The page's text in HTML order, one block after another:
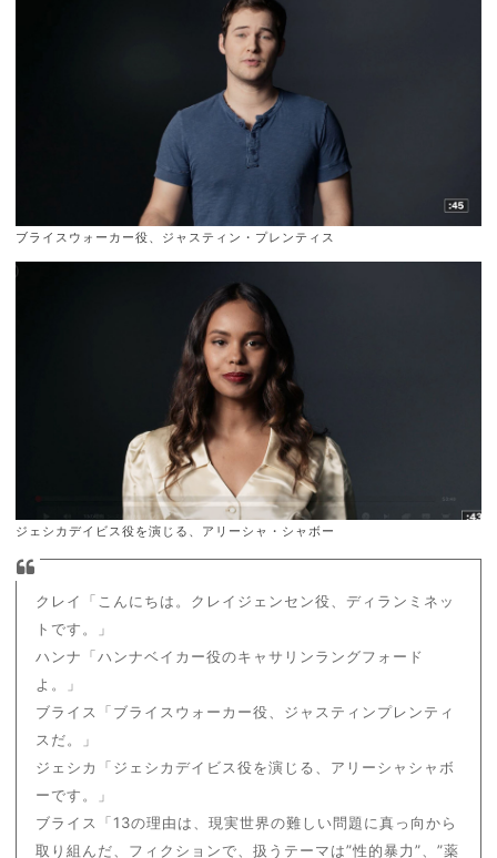
ブライスウォーカー役、ジャスティン・プレンティス
ジェシカデイビス役を演じる、アリーシャ・シャボー
クレイ「こんにちは。クレイジェンセン役、ディランミネッ
トです。」
ハンナ「ハンナベイカー役のキャサリンラングフォード
よ。」
ブライス「ブライスウォーカー役、ジャスティンプレンティ
スだ。」
ジェシカ「ジェシカデイビス役を演じる、アリーシャシャボ
ーです。」
ブライス「13の理由は、現実世界の難しい問題に真っ向から
取り組んだ、フィクションで、扱うテーマは”性的暴力”、”薬